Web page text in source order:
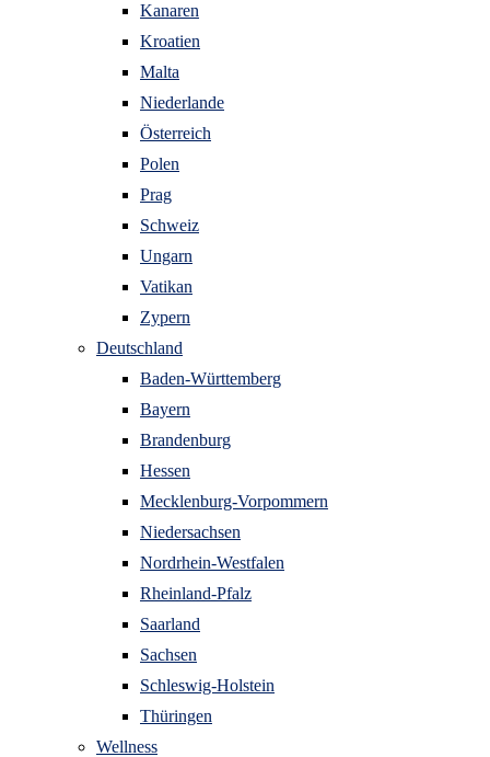
Kanaren
Kroatien
Malta
Niederlande
Österreich
Polen
Prag
Schweiz
Ungarn
Vatikan
Zypern
Deutschland
Baden-Württemberg
Bayern
Brandenburg
Hessen
Mecklenburg-Vorpommern
Niedersachsen
Nordrhein-Westfalen
Rheinland-Pfalz
Saarland
Sachsen
Schleswig-Holstein
Thüringen
Wellness